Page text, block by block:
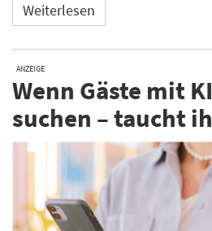
Weiterlesen
ANZEIGE
Wenn Gäste mit
suchen – taucht